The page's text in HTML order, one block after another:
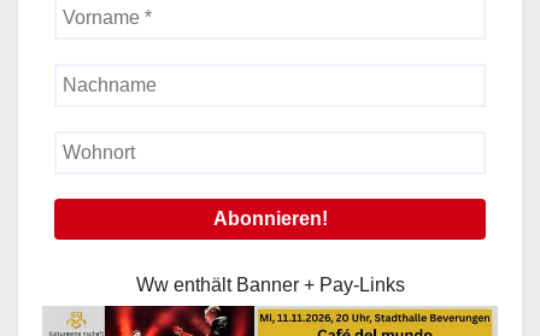
Ww enthält Banner + Pay-Links